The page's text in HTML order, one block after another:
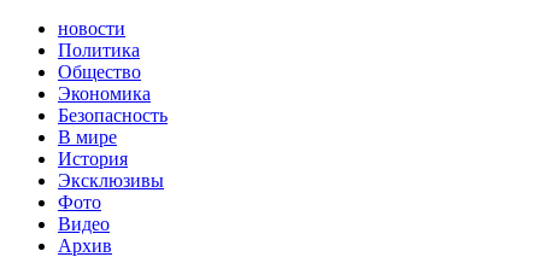
новости
Политика
Общество
Экономика
Безопасность
В мире
История
Эксклюзивы
Фото
Видео
Архив